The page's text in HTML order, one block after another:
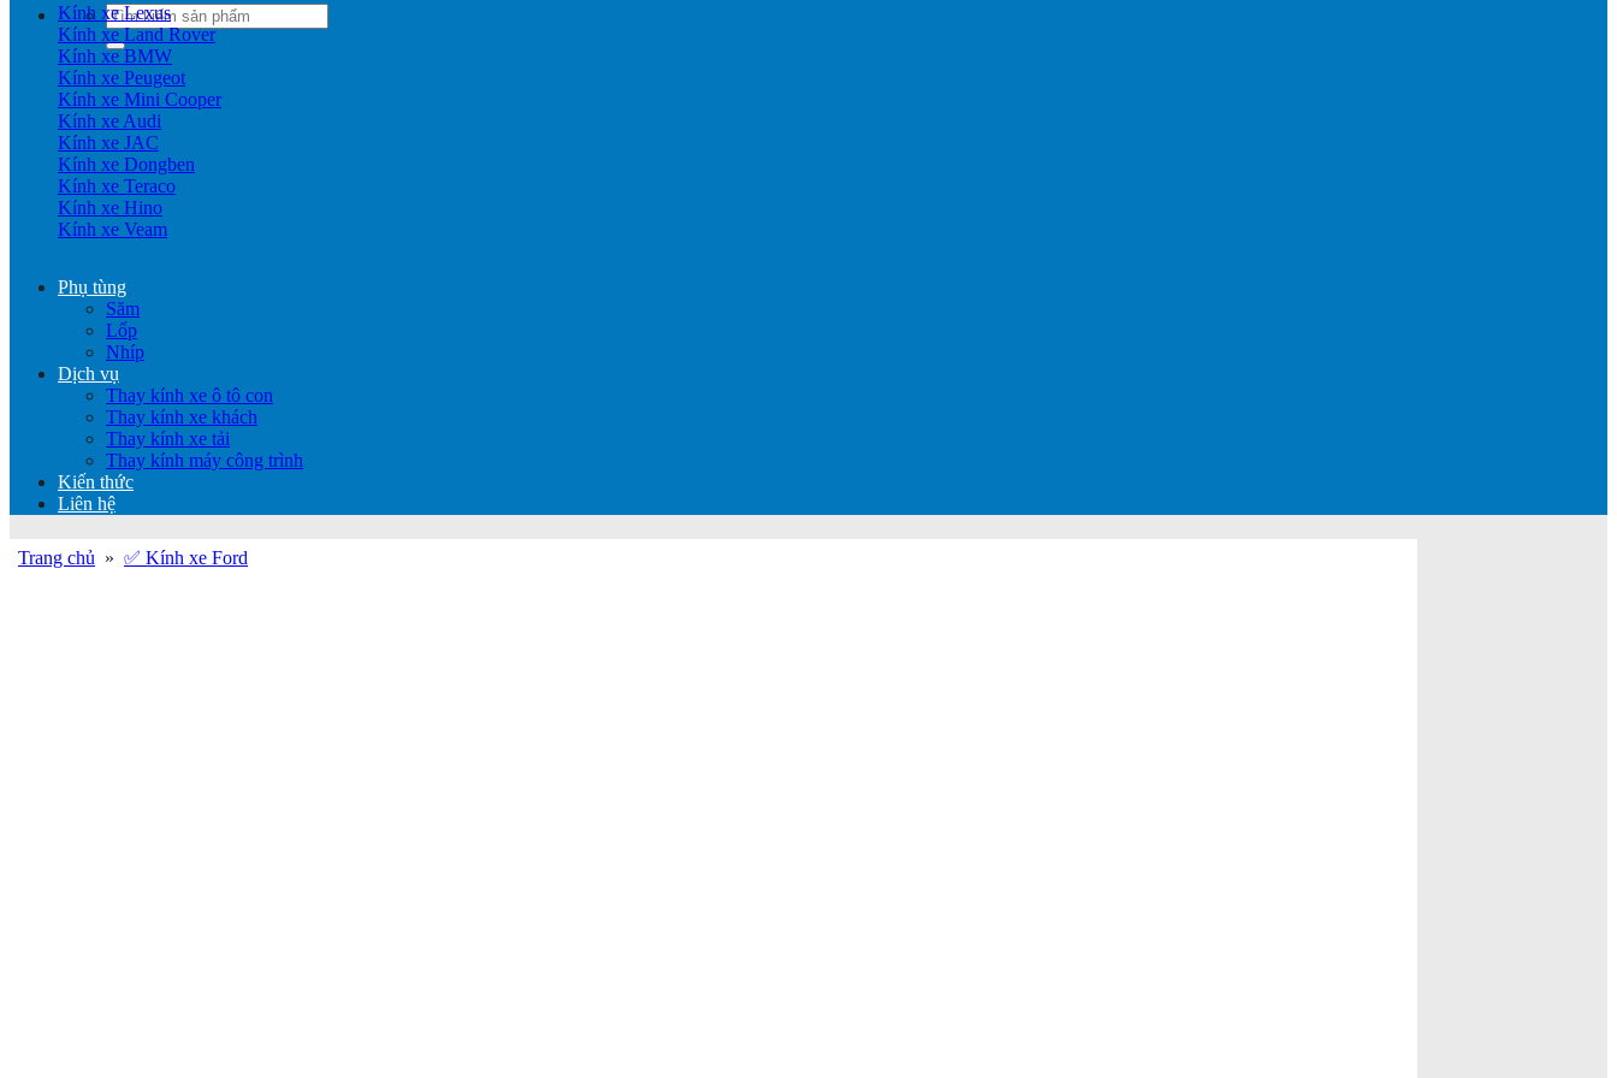
Tìm
kiếm:
Kính xe Lexus
Kính xe Land Rover
Kính xe BMW
Kính xe Peugeot
Kính xe Mini Cooper
Kính xe Audi
Kính xe JAC
Kính xe Dongben
Kính xe Teraco
Kính xe Hino
Kính xe Veam
Phụ tùng
Săm
Lốp
Nhíp
Dịch vụ
Thay kính xe ô tô con
Thay kính xe khách
Thay kính xe tải
Thay kính máy công trình
Kiến thức
Liên hệ
Trang chủ » ✅ Kính xe Ford